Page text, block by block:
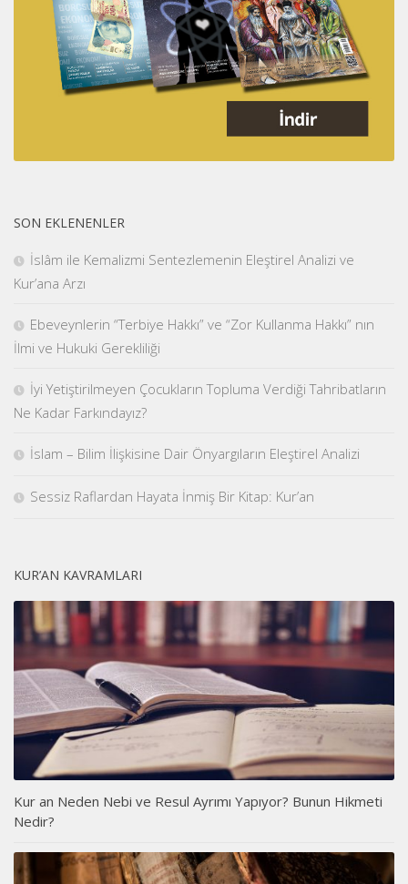
SON EKLENENLER
İslâm ile Kemalizmi Sentezlemenin Eleştirel Analizi ve
Kur’ana Arzı
Ebeveynlerin “Terbiye Hakkı” ve “Zor Kullanma Hakkı” nın
İlmi ve Hukuki Gerekliliği
İyi Yetiştirilmeyen Çocukların Topluma Verdiği Tahribatların
Ne Kadar Farkındayız?
İslam – Bilim İlişkisine Dair Önyargıların Eleştirel Analizi
Sessiz Raflardan Hayata İnmiş Bir Kitap: Kur’an
KUR’AN KAVRAMLARI
Kur an Neden Nebi ve Resul Ayrımı Yapıyor? Bunun Hikmeti
Nedir?